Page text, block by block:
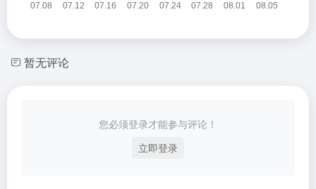
暂无评论
您必须登录才能参与评论！
立即登录